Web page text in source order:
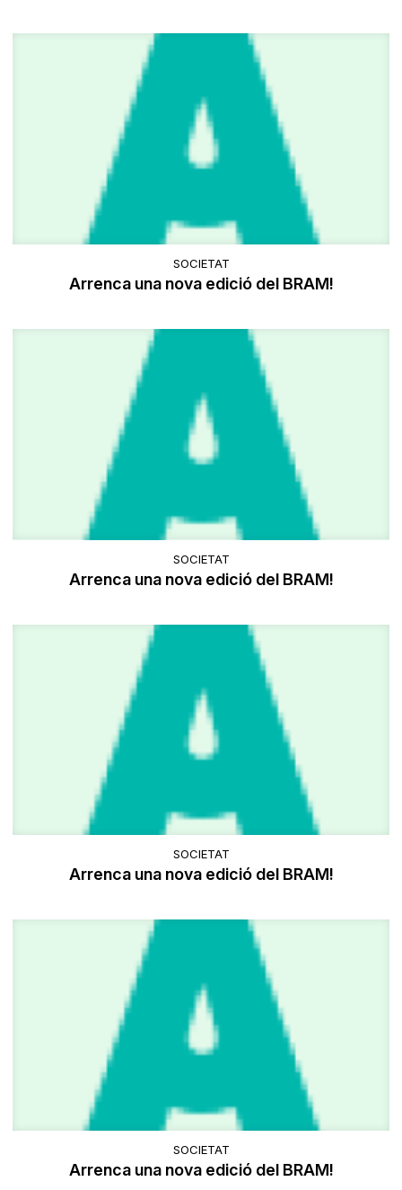
SOCIETAT
Arrenca una nova edició del BRAM!
SOCIETAT
Arrenca una nova edició del BRAM!
SOCIETAT
Arrenca una nova edició del BRAM!
SOCIETAT
Arrenca una nova edició del BRAM!